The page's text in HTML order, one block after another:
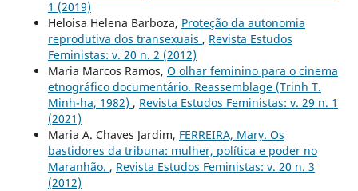
1 (2019)
Heloisa Helena Barboza, Proteção da autonomia
reprodutiva dos transexuais , Revista Estudos
Feministas: v. 20 n. 2 (2012)
Maria Marcos Ramos, O olhar feminino para o cinema
etnográfico documentário. Reassemblage (Trinh T.
Minh-ha, 1982) , Revista Estudos Feministas: v. 29 n. 1
(2021)
Maria A. Chaves Jardim, FERREIRA, Mary. Os
bastidores da tribuna: mulher, política e poder no
Maranhão. , Revista Estudos Feministas: v. 20 n. 3
(2012)